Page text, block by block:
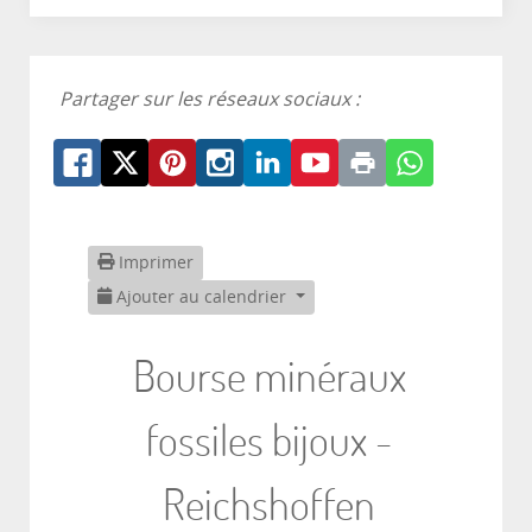
Partager sur les réseaux sociaux :
Imprimer
Ajouter au calendrier
Bourse minéraux
fossiles bijoux -
Reichshoffen